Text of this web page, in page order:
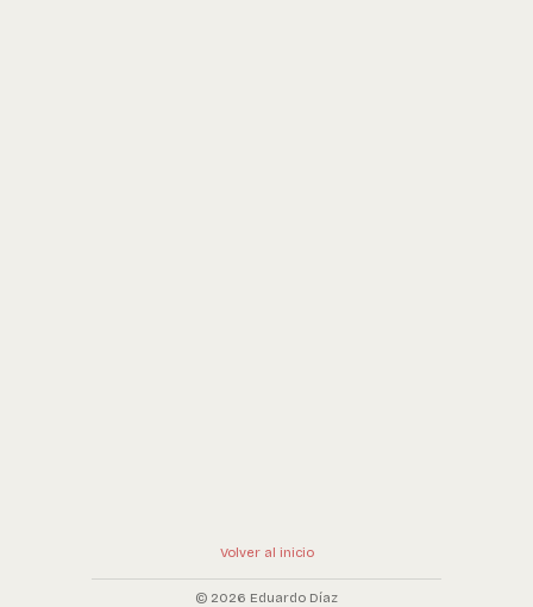
Volver al inicio
© 2026 Eduardo Díaz